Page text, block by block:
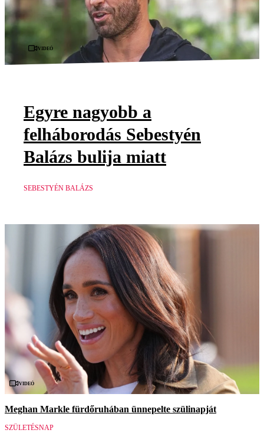
Videó
Egyre nagyobb a
felháborodás Sebestyén
Balázs bulija miatt
SEBESTYÉN BALÁZS
Videó
Meghan Markle fürdőruhában ünnepelte szülinapját
SZÜLETÉSNAP